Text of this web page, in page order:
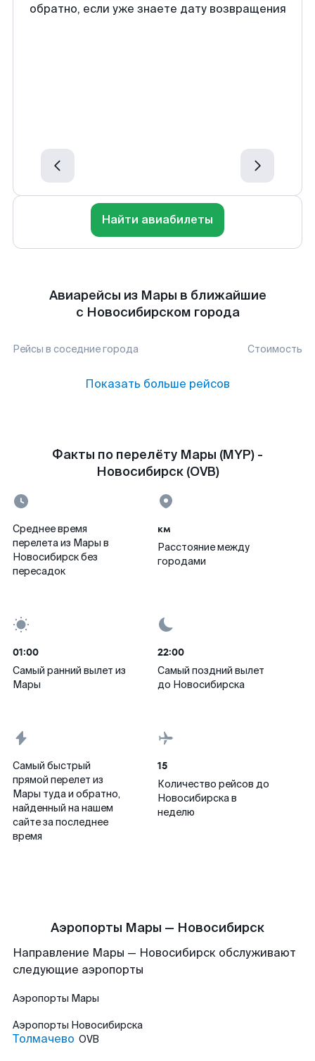
обратно, если уже знаете дату возвращения
Найти авиабилеты
Авиарейсы из Мары в ближайшие
с Новосибирском города
Рейсы в соседние города Стоимость
Показать больше рейсов
Факты по перелёту Мары (MYP) -
Новосибирск (OVB)
Среднее время
перелета из Мары в
Новосибирск без
пересадок
км
Расстояние между
городами
01:00
Самый ранний вылет из
Мары
22:00
Самый поздний вылет
до Новосибирска
Самый быстрый
прямой перелет из
Мары туда и обратно,
найденный на нашем
сайте за последнее
время
15
Количество рейсов до
Новосибирска в
неделю
Аэропорты Мары — Новосибирск
Направление Мары — Новосибирск обслуживают
следующие аэропорты
Аэропорты Мары
Аэропорты Новосибирска
Толмачево OVB